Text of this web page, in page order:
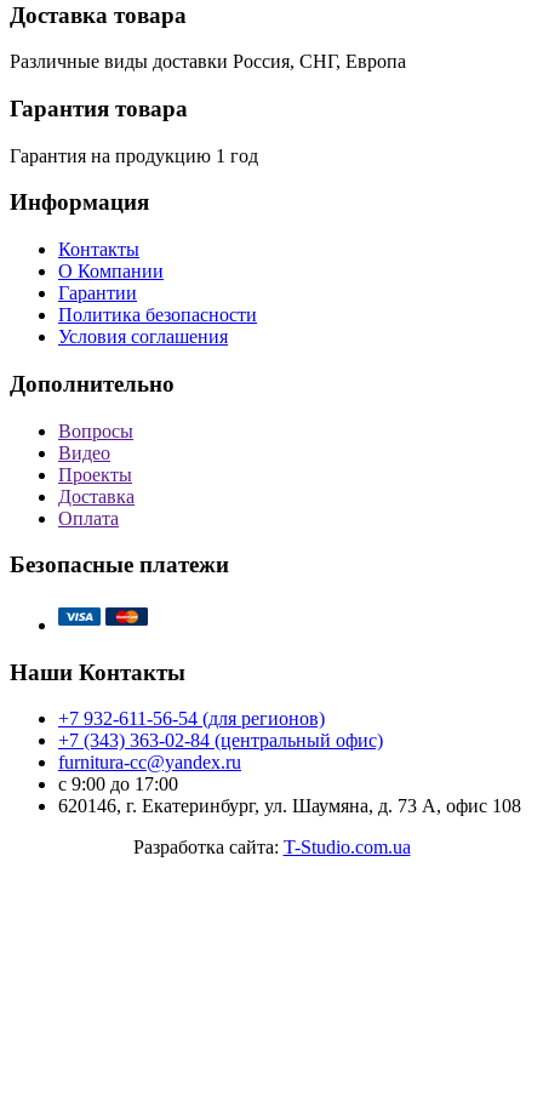
Доставка товара
Различные виды доставки Россия, СНГ, Европа
Гарантия товара
Гарантия на продукцию 1 год
Информация
Контакты
О Компании
Гарантии
Политика безопасности
Условия соглашения
Дополнительно
Вопросы
Видео
Проекты
Доставка
Оплата
Безопасные платежи
Наши Контакты
+7 932-611-56-54 (для регионов)
+7 (343) 363-02-84 (центральный офис)
furnitura-cc@yandex.ru
с 9:00 до 17:00
620146, г. Екатеринбург, ул. Шаумяна, д. 73 А, офис 108
Разработка сайта: T-Studio.com.ua